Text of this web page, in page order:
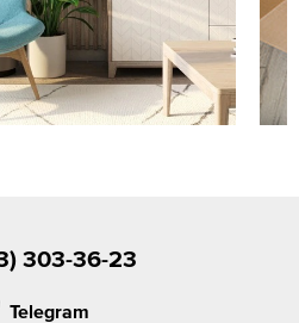
303-36-23
Telegram